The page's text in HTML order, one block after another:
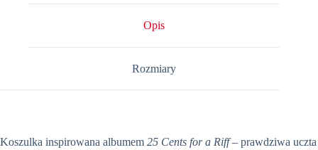
Opis
Rozmiary
Koszulka inspirowana albumem 25 Cents for a Riff– prawdziwa uczta